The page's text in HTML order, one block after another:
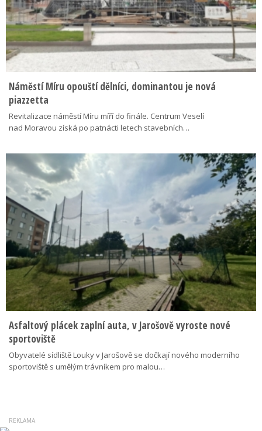
Náměstí Míru opouští dělníci, dominantou je nová
piazzetta
Revitalizace náměstí Míru míří do finále. Centrum Veselí
nad Moravou získá po patnácti letech stavebních…
Asfaltový plácek zaplní auta, v Jarošově vyroste nové
sportoviště
Obyvatelé sídliště Louky v Jarošově se dočkají nového moderního
sportoviště s umělým trávníkem pro malou…